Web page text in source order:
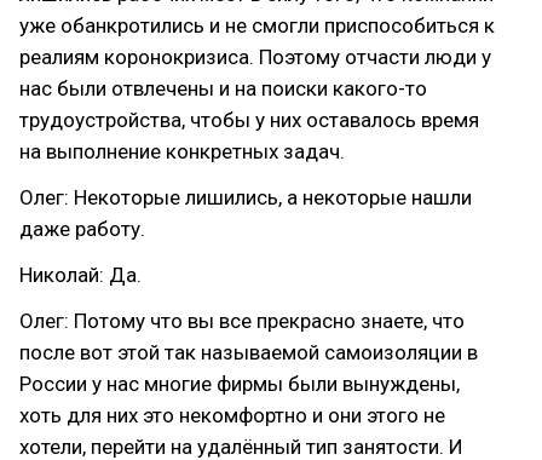
уже обанкротились и не смогли приспособиться к
реалиям коронокризиса. Поэтому отчасти люди у
нас были отвлечены и на поиски какого-то
трудоустройства, чтобы у них оставалось время
на выполнение конкретных задач.
Олег: Некоторые лишились, а некоторые нашли
даже работу.
Николай: Да.
Олег: Потому что вы все прекрасно знаете, что
после вот этой так называемой самоизоляции в
России у нас многие фирмы были вынуждены,
хоть для них это некомфортно и они этого не
хотели, перейти на удалённый тип занятости. И